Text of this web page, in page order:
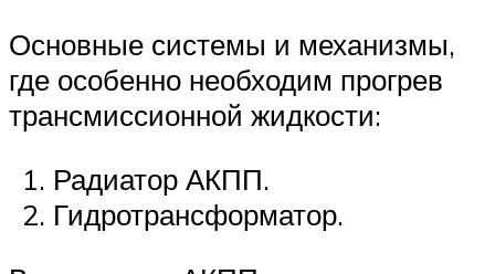
Основные системы и механизмы,
где особенно необходим прогрев
трансмиссионной жидкости:
Радиатор АКПП.
Гидротрансформатор.